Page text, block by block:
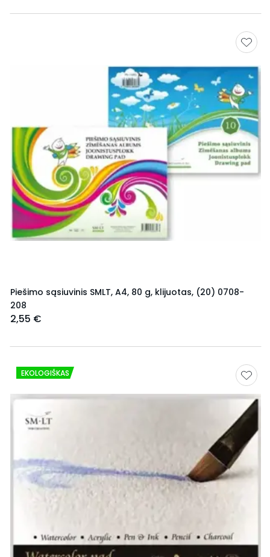
Piešimo sąsiuvinis SMLT, A4, 80 g, klijuotas, (20) 0708-
208
2,55 €
EKOLOGIŠKAS